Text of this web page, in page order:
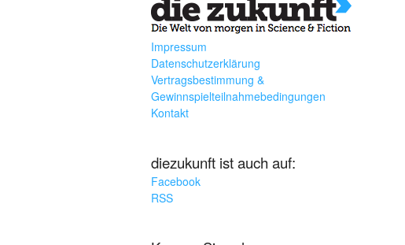
Impressum
Datenschutzerklärung
Vertragsbestimmung &
Gewinnspielteilnahmebedingungen
Kontakt
diezukunft ist auch auf:
Facebook
RSS